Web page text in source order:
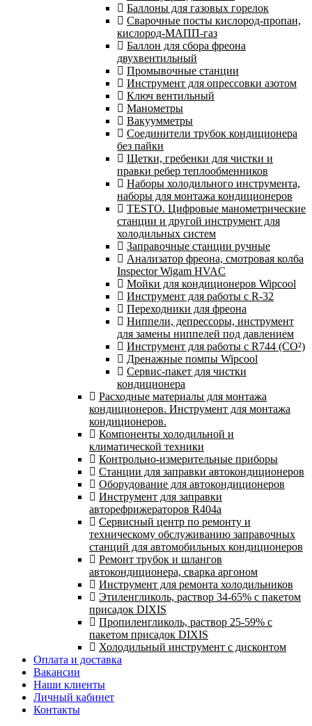
Баллоны для газовых горелок
Сварочные посты кислород-пропан,
кислород-МАПП-газ
Баллон для сбора фреона
двухвентильный
Промывочные станции
Инструмент для опрессовки азотом
Ключ вентильный
Манометры
Вакуумметры
Соединители трубок кондиционера
без пайки
Щетки, гребенки для чистки и
правки ребер теплообменников
Наборы холодильного инструмента,
наборы для монтажа кондиционеров
TESTO. Цифровые манометрические
станции и другой инструмент для
холодильных систем
Заправочные станции ручные
Анализатор фреона, смотровая колба
Inspector Wigam HVAC
Мойки для кондиционеров Wipcool
Инструмент для работы с R-32
Переходники для фреона
Ниппели, депрессоры, инструмент
для замены ниппелей под давлением
Инструмент для работы с R744 (CO²)
Дренажные помпы Wipcool
Сервис-пакет для чистки
кондиционера
Расходные материалы для монтажа
кондиционеров. Инструмент для монтажа
кондиционеров.
Компоненты холодильной и
климатической техники
Контрольно-измерительные приборы
Станции для заправки автокондиционеров
Оборудование для автокондиционеров
Инструмент для заправки
авторефрижераторов R404a
Сервисный центр по ремонту и
техническому обслуживанию заправочных
станций для автомобильных кондиционеров
Ремонт трубок и шлангов
автокондиционера, сварка аргоном
Инструмент для ремонта холодильников
Этиленгликоль, раствор 34-65% с пакетом
присадок DIXIS
Пропиленгликоль, раствор 25-59% с
пакетом присадок DIXIS
Холодильный инструмент с дисконтом
Оплата и доставка
Вакансии
Наши клиенты
Личный кабинет
Контакты